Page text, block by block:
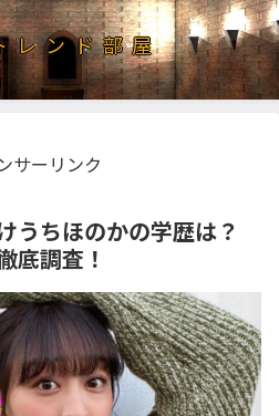
レンド部屋
サーリンク
うちほのかの学歴は？
底調査！